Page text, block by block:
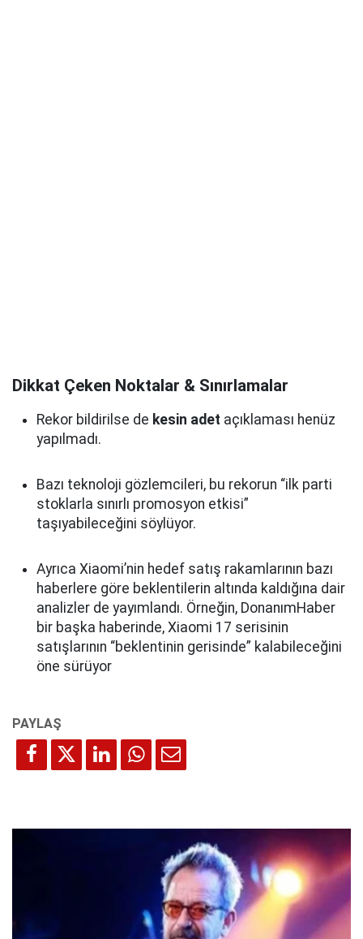
Dikkat Çeken Noktalar & Sınırlamalar
Rekor bildirilse de kesin adet açıklaması henüz
yapılmadı.
Bazı teknoloji gözlemcileri, bu rekorun “ilk parti
stoklarla sınırlı promosyon etkisi”
taşıyabileceğini söylüyor.
Ayrıca Xiaomi’nin hedef satış rakamlarının bazı
haberlere göre beklentilerin altında kaldığına dair
analizler de yayımlandı. Örneğin, DonanımHaber
bir başka haberinde, Xiaomi 17 serisinin
satışlarının “beklentinin gerisinde” kalabileceğini
öne sürüyor